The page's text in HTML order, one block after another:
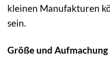
kleinen Manufakturen
sein.
Größe und Aufmachung